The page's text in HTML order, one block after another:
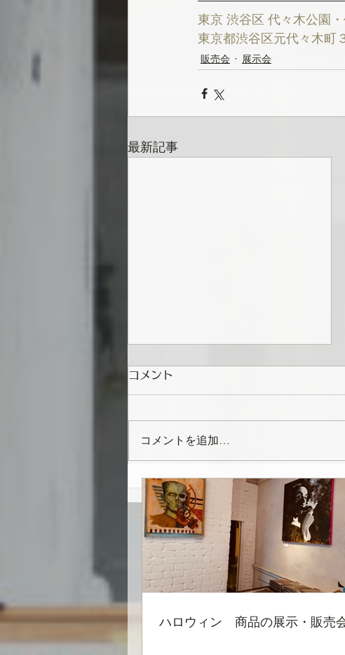
東京 渋谷区 代々木公園
東京都渋谷区元代々木町
販売会 展示会
最新記事
5月14日〜16日 3日限定
デザインTシャツのポップア
ップ
コメント
コメントを追加…
ハロウィン 商品の展示・販売会